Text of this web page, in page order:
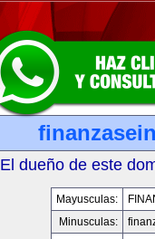
El dueño de este
Mayusculas:
Minusculas: